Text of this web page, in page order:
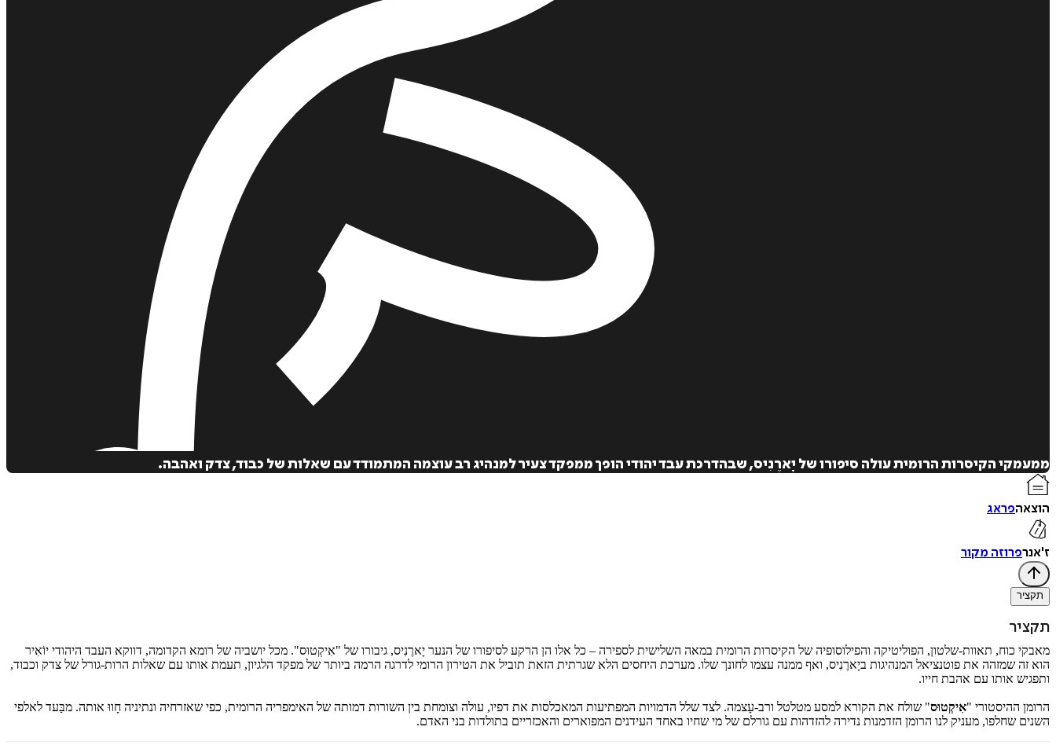
ממעמקי הקיסרות הרומית עולה סיפורו של יָארֶנִיס, שבהדרכת עבד יהודי הופך ממפקד צעיר למנהיג רב עוצמה המתמודד עם שאלות של כבוד, צדק ואהבה.
הוצאהפראג
ז'אנרפרוזה מקור
תקציר
תקציר
מאבקי כוח, תאוות-שלטון, הפוליטיקה והפילוסופיה של הקיסרות הרומית במאה השלישית לספירה – כל אלו הן הרקע לסיפורו של הנער יָארֶנִיס, גיבורו של "אִיקְטוּס". מכל יושביה של רומא הקדומה, דווקא העבד היהודי יוֹאִיר
הוא זה שמזהה את פוטנציאל המנהיגות ביָארֶנִיס, ואף ממנה עצמו לחונך שלו. מערכת היחסים הלא שגרתית הזאת תוביל את הטירון הרומי לדרגה הרמה ביותר של מפקד הלגיון, תעמת אותו עם שאלות הרות-גורל של צדק וכבוד,
ותפגיש אותו עם אהבת חייו.
הרומן ההיסטורי "אִיקְטוּס" שולח את הקורא למסע מטלטל ורב-עָצמה. לצד שלל הדמויות המפתיעות המאכלסות את דפיו, עולה וצומחת בין השורות דמותה של האימפריה הרומית, כפי שאזרחיה ונתיניה חָווּ אותה. מבַּעד לאלפי
השנים שחלפו, מעניק לנו הרומן הזדמנות נדירה להזדהות עם גורלם של מי שחיו באחד העידנים המפוארים והאכזריים בתולדות בני האדם.